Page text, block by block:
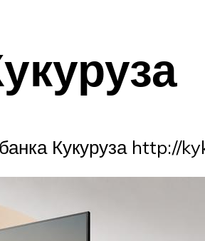
Кукуруза http://